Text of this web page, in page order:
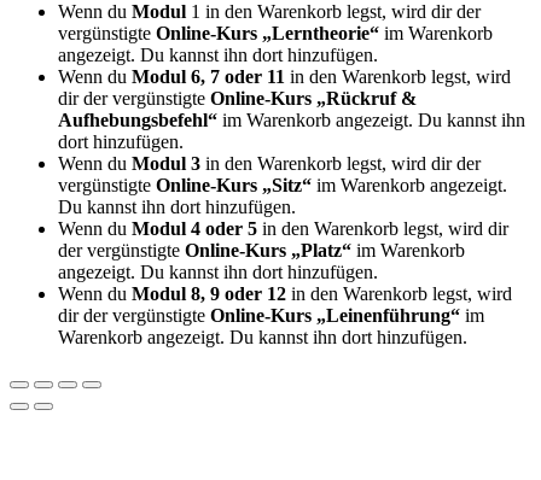
Wenn du Modul 1 in den Warenkorb legst, wird dir der
vergünstigte Online-Kurs „Lerntheorie“ im Warenkorb
angezeigt. Du kannst ihn dort hinzufügen.
Wenn du Modul 6, 7 oder 11 in den Warenkorb legst, wird
dir der vergünstigte Online-Kurs „Rückruf &
Aufhebungsbefehl“ im Warenkorb angezeigt. Du kannst ihn
dort hinzufügen.
Wenn du Modul 3 in den Warenkorb legst, wird dir der
vergünstigte Online-Kurs „Sitz“ im Warenkorb angezeigt.
Du kannst ihn dort hinzufügen.
Wenn du Modul 4 oder 5 in den Warenkorb legst, wird dir
der vergünstigte Online-Kurs „Platz“ im Warenkorb
angezeigt. Du kannst ihn dort hinzufügen.
Wenn du Modul 8, 9 oder 12 in den Warenkorb legst, wird
dir der vergünstigte Online-Kurs „Leinenführung“ im
Warenkorb angezeigt. Du kannst ihn dort hinzufügen.